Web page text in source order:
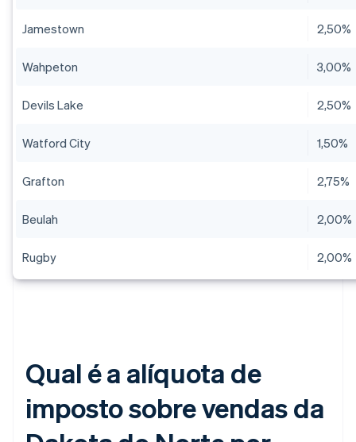
Jamestown 2,50%
Wahpeton 3,00%
Devils Lake 2,50%
Watford City 1,50%
Grafton 2,75%
Beulah 2,00%
Rugby 2,00%
Qual é a alíquota de
imposto sobre vendas da